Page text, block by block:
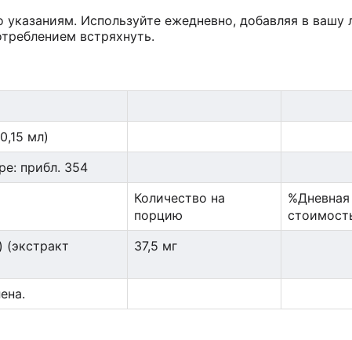
указаниям. Используйте ежедневно, добавляя в
встряхнуть.
мл)
прибл. 354
Количество на
порцию
%Дневная
(экстракт
37,5 мг